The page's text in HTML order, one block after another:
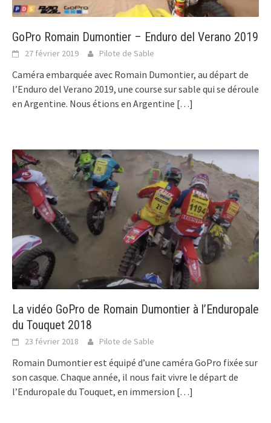
GoPro Romain Dumontier – Enduro del Verano 2019
27 février 2019 Pilote de Sable
Caméra embarquée avec Romain Dumontier, au départ de
l’Enduro del Verano 2019, une course sur sable qui se déroule
en Argentine. Nous étions en Argentine […]
La vidéo GoPro de Romain Dumontier à l’Enduropale
du Touquet 2018
23 février 2018 Pilote de Sable
Romain Dumontier est équipé d’une caméra GoPro fixée sur
son casque. Chaque année, il nous fait vivre le départ de
l’Enduropale du Touquet, en immersion […]